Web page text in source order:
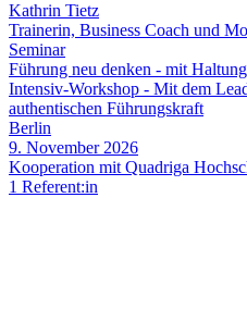
Kathrin Tietz
Trainerin, Business Coach und
Seminar
Führung neu denken - mit
Intensiv-Workshop - Mit dem
authentischen Führungskraft
Berlin
9. November 2026
Kooperation mit Quadriga
1 Referent:in